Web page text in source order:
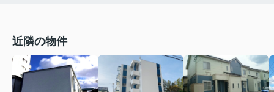
近隣の物件